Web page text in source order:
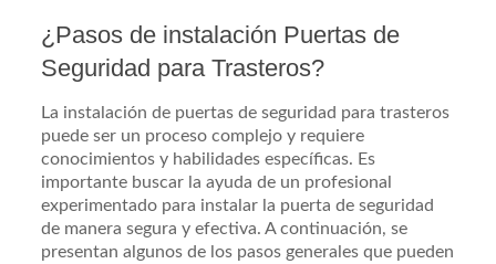
¿Pasos de instalación Puertas de
Seguridad para Trasteros?
La instalación de puertas de seguridad para trasteros
puede ser un proceso complejo y requiere
conocimientos y habilidades específicas. Es
importante buscar la ayuda de un profesional
experimentado para instalar la puerta de seguridad
de manera segura y efectiva. A continuación, se
presentan algunos de los pasos generales que pueden